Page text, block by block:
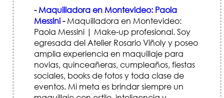
- Maquilladora en Montevideo: Paola
Messini-Maquilladora en Montevideo:
Paola Messini | Make-up profesional. Soy
egresada del Atelier Rosario Viñoly y poseo
amplia experiencia en maquillaje para
novias, quinceañeras, cumpleaños, fiestas
sociales, books de fotos y toda clase de
eventos. Mi meta es brindar siempre un